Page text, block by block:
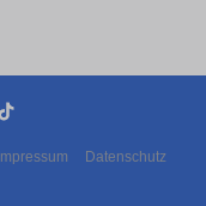
Impressum Datenschutz